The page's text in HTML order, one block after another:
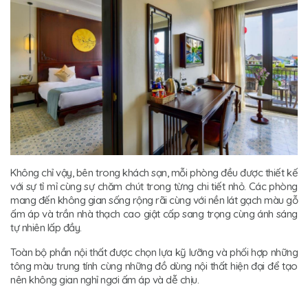
Không chỉ vậy, bên trong khách sạn, mỗi phòng đều được thiết kế
với sự tỉ mỉ cùng sự chăm chút trong từng chi tiết nhỏ. Các phòng
mang đến không gian sống rộng rãi cùng với nền lát gạch màu gỗ
ấm áp và trần nhà thạch cao giật cấp sang trọng cùng ánh sáng
tự nhiên lấp đầy.
Toàn bộ phần nội thất được chọn lựa kỹ lưỡng và phối hợp những
tông màu trung tính cùng những đồ dùng nội thất hiện đại để tạo
nên không gian nghỉ ngơi ấm áp và dễ chịu.